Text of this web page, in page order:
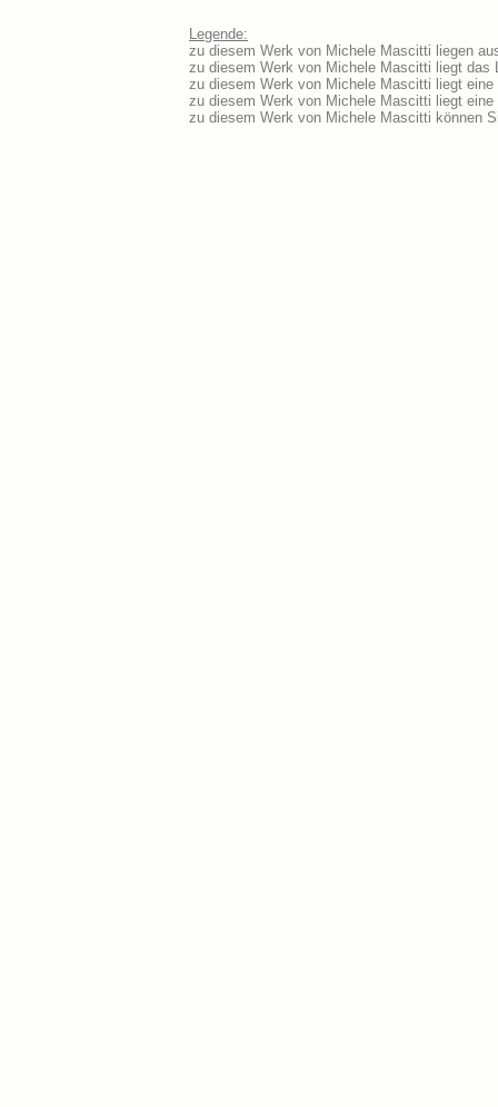
Legende:
zu diesem Werk von Michele Mascitti liegen
zu diesem Werk von Michele Mascitti liegt das
zu diesem Werk von Michele Mascitti liegt eine
zu diesem Werk von Michele Mascitti liegt eine
zu diesem Werk von Michele Mascitti können